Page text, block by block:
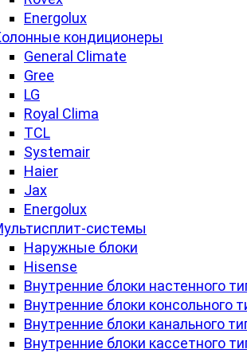
Energolux
кондиционеры
General Climate
Gree
LG
Royal Clima
TCL
Systemair
Haier
Jax
Energolux
системы
Наружные блоки
Hisense
Внутренние блоки настенного
Внутренние блоки консольного
Внутренние блоки канального
Внутренние блоки кассетного